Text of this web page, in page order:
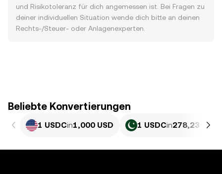
und Risikotoleranz für dich angemessen ist. Bei Fragen zu
deiner individuellen Situation wende dich bitte an deinen
Rechts-/Steuer- oder Anlagenexperten.
Beliebte Konvertierungen
1 USDCin1,000 USD 1 USDCin278,23 PKR